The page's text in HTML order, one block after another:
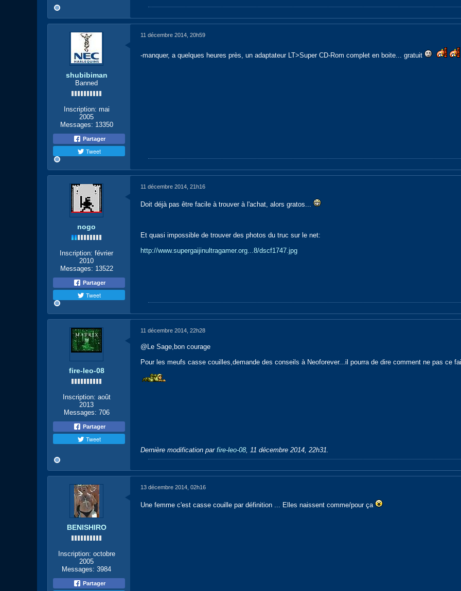
shubibiman
Banned
Inscription: mai
2005
Messages: 13350
Partager
Tweet
11 décembre 2014, 20h59
-manquer, a quelques heures près, un adaptateur LT>Super CD-Rom complet en boite... gratuit
nogo
Inscription: février
2010
Messages: 13522
Partager
Tweet
11 décembre 2014, 21h16
Doit déjà pas être facile à trouver à l'achat, alors gratos...
Et quasi impossible de trouver des photos du truc sur le net:
http://www.supergaijinultragamer.org...8/dscf1747.jpg
fire-leo-08
Inscription: août
2013
Messages: 706
Partager
Tweet
11 décembre 2014, 22h28
@Le Sage,bon courage
Pour les meufs casse couilles,demande des conseils à Neoforever...il pourra de dire comment ne pas ce
Dernière modification par fire-leo-08, 11 décembre 2014, 22h31.
BENISHIRO
Inscription: octobre
2005
Messages: 3984
Partager
13 décembre 2014, 02h16
Une femme c'est casse couille par définition ... Elles naissent comme/pour ça